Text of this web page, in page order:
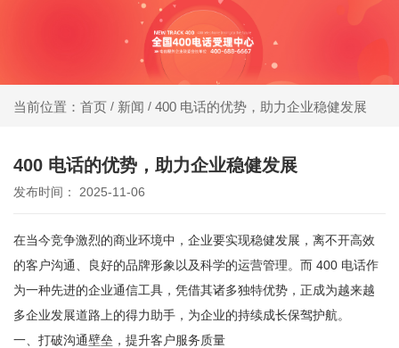
400电话受理中心
办400电话就选小轨®400，大品牌，号码
格，
码，
服务
当前位置：首页 / 新闻 / 400 电话的优势，助力企业稳健发展
400 电话的优势，助力企业稳健发展
发布时间： 2025-11-06
在当今竞争激烈的商业环境中，企业要实现稳健发展，离不开高效
的客户沟通、良好的品牌形象以及科学的运营管理。而 400 电话作
为一种先进的企业通信工具，凭借其诸多独特优势，正成为越来越
多企业发展道路上的得力助手，为企业的持续成长保驾护航。
一、打破沟通壁垒，提升客户服务质量